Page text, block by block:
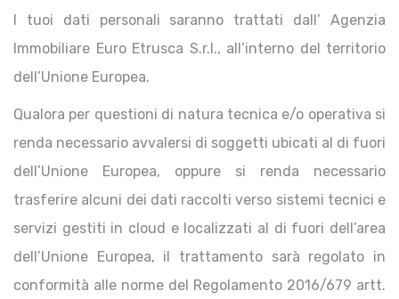
I tuoi dati personali saranno trattati dall’ Agenzia
Immobiliare Euro Etrusca S.r.l., all’interno del territorio
dell’Unione Europea.
Qualora per questioni di natura tecnica e/o operativa si
renda necessario avvalersi di soggetti ubicati al di fuori
dell’Unione Europea, oppure si renda necessario
trasferire alcuni dei dati raccolti verso sistemi tecnici e
servizi gestiti in cloud e localizzati al di fuori dell’area
dell’Unione Europea, il trattamento sarà regolato in
conformità alle norme del Regolamento 2016/679 artt.